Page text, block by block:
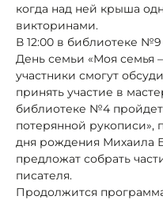
когда над ней крыша
викторинами.
В 12:00 в библиотеке
День семьи «Моя семья
участники смогут
принять участие в
библиотеке №4 пройдет
потерянной рукописи»,
дня рождения Михаила
предложат собрать
писателя.
Продолжится